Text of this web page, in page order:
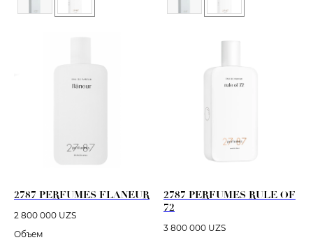
2787 PERFUMES FLANEUR
2 800 000 UZS
Объем
2787 PERFUMES RULE OF
72
3 800 000 UZS